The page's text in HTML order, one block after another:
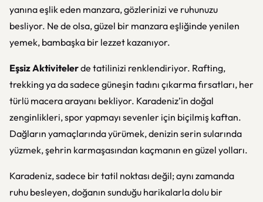
yanına eşlik eden manzara, gözlerinizi ve ruhunuzu
besliyor. Ne de olsa, güzel bir manzara eşliğinde yenilen
yemek, bambaşka bir lezzet kazanıyor.
Eşsiz Aktivitelerde tatilinizi renklendiriyor. Rafting,
trekking ya da sadece güneşin tadını çıkarma fırsatları, her
türlü macera arayanı bekliyor. Karadeniz’in doğal
zenginlikleri, spor yapmayı sevenler için biçilmiş kaftan.
Dağların yamaçlarında yürümek, denizin serin sularında
yüzmek, şehrin karmaşasından kaçmanın en güzel yolları.
Karadeniz, sadece bir tatil noktası değil; aynı zamanda
ruhu besleyen, doğanın sunduğu harikalarla dolu bir